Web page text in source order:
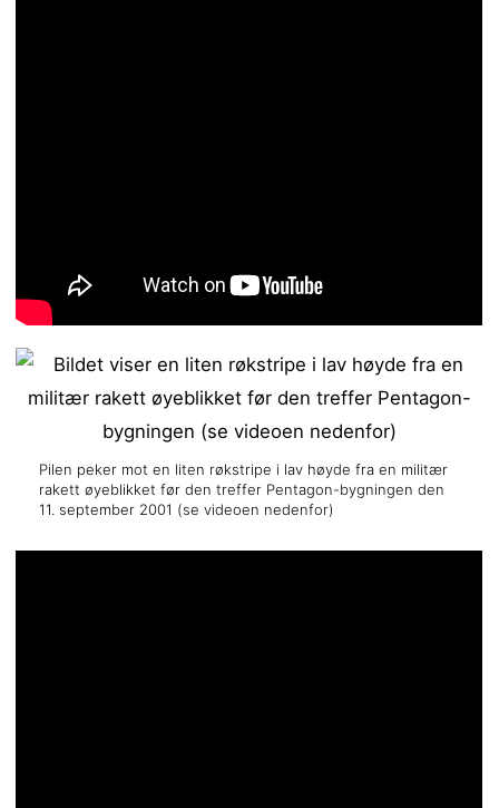
Pilen peker mot en liten røkstripe i lav høyde fra en militær
rakett øyeblikket før den treffer Pentagon-bygningen den
11. september 2001 (se videoen nedenfor)